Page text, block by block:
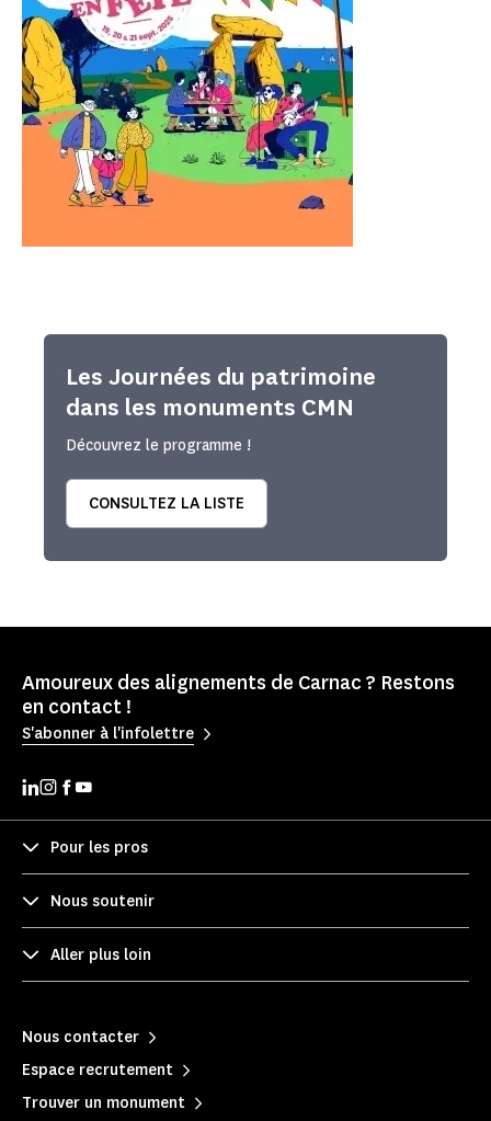
Les Journées du patrimoine
dans les monuments CMN
Découvrez le programme !
CONSULTEZ LA LISTE
Amoureux des alignements de Carnac ? Restons
en contact !
S'abonner à l'infolettre
Pour les pros
Nous soutenir
Aller plus loin
Nous contacter
Espace recrutement
Trouver un monument